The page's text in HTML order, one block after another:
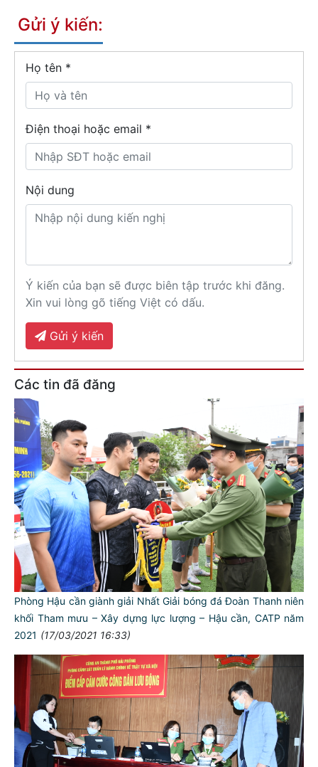
Gửi ý kiến:
Họ tên *
Điện thoại hoặc email *
Nội dung
Ý kiến của bạn sẽ được biên tập trước khi đăng.
Xin vui lòng gõ tiếng Việt có dấu.
Gửi ý kiến
Các tin đã đăng
Phòng Hậu cần giành giải Nhất Giải bóng đá Đoàn Thanh niên
khối Tham mưu – Xây dựng lực lượng – Hậu cần, CATP năm
2021 (17/03/2021 16:33)